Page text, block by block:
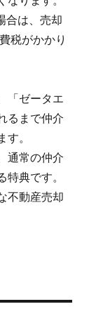
合は、売却
税がかかり
「ゼータエ
るまで仲介
。
通常の仲介
典です。
不動産売却